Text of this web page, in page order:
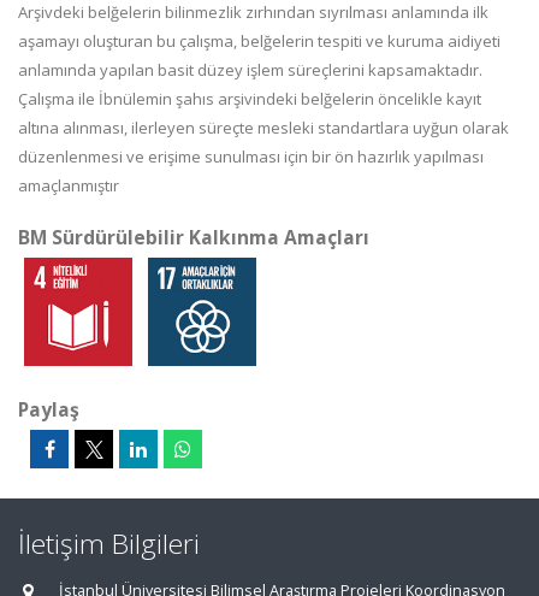
Arşivdeki belğelerin bilinmezlik zırhından sıyrılması anlamında ilk
aşamayı oluşturan bu çalışma, belğelerin tespiti ve kuruma aidiyeti
anlamında yapılan basit düzey işlem süreçlerini kapsamaktadır.
Çalışma ile İbnülemin şahıs arşivindeki belğelerin öncelikle kayıt
altına alınması, ilerleyen süreçte mesleki standartlara uyğun olarak
düzenlenmesi ve erişime sunulması için bir ön hazırlık yapılması
amaçlanmıştır
BM Sürdürülebilir Kalkınma Amaçları
Paylaş
İletişim Bilgileri
İstanbul Üniversitesi Bilimsel Araştırma Projeleri Koordinasyon